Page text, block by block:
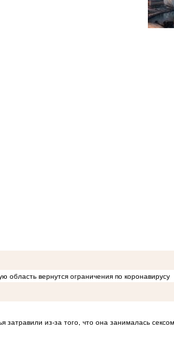
область вернутся ограничения по коронавирусу
затравили из-за того, что она занималась